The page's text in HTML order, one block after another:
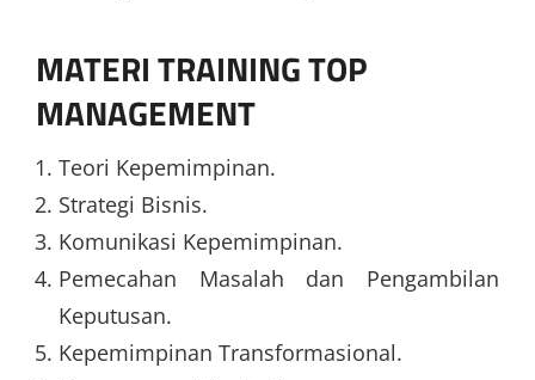
MATERITRAINING TOP
MANAGEMENT
Teori Kepemimpinan.
Strategi Bisnis.
Komunikasi Kepemimpinan.
Pemecahan Masalah dan Pengambilan
Keputusan.
Kepemimpinan Transformasional.